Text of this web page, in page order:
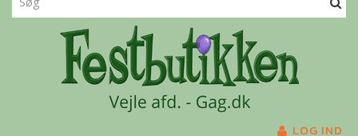
LOG IND